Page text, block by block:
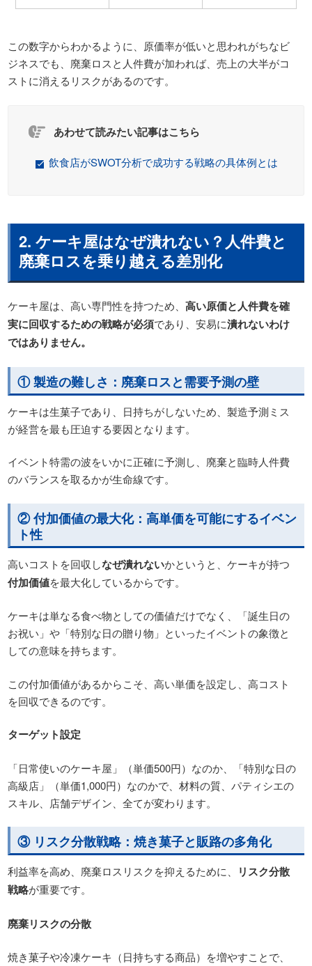
この数字からわかるように、原価率が低いと思われがちなビ
ジネスでも、廃棄ロスと人件費が加われば、売上の大半がコ
ストに消えるリスクがあるのです。
あわせて読みたい記事はこちら
飲食店がSWOT分析で成功する戦略の具体例とは
2. ケーキ屋はなぜ潰れない？人件費と
廃棄ロスを乗り越える差別化
ケーキ屋は、高い専門性を持つため、高い原価と人件費を確
実に回収するための戦略が必須であり、安易に潰れないわけ
ではありません。
① 製造の難しさ：廃棄ロスと需要予測の壁
ケーキは生菓子であり、日持ちがしないため、製造予測ミス
が経営を最も圧迫する要因となります。
イベント特需の波をいかに正確に予測し、廃棄と臨時人件費
のバランスを取るかが生命線です。
② 付加価値の最大化：高単価を可能にするイベン
ト性
高いコストを回収しなぜ潰れないかというと、ケーキが持つ
付加価値を最大化しているからです。
ケーキは単なる食べ物としての価値だけでなく、「誕生日の
お祝い」や「特別な日の贈り物」といったイベントの象徴と
しての意味を持ちます。
この付加価値があるからこそ、高い単価を設定し、高コスト
を回収できるのです。
ターゲット設定
「日常使いのケーキ屋」（単価500円）なのか、「特別な日の
高級店」（単価1,000円）なのかで、材料の質、パティシエの
スキル、店舗デザイン、全てが変わります。
③ リスク分散戦略：焼き菓子と販路の多角化
利益率を高め、廃棄ロスリスクを抑えるために、
リスク分散
戦略が重要です。
廃棄リスクの分散
焼き菓子や冷凍ケーキ（日持ちする商品）を増やすことで、